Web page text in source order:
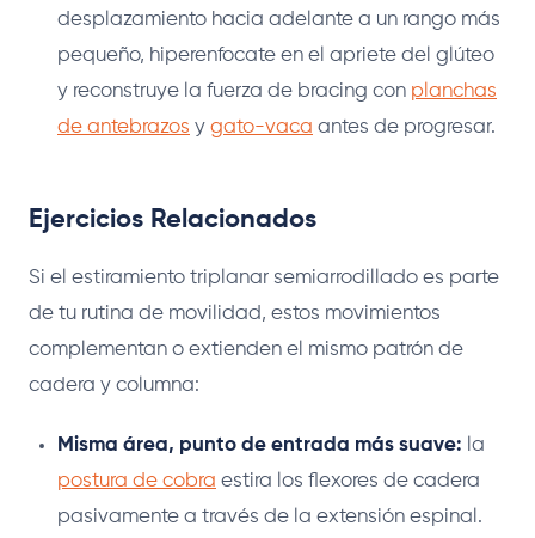
desplazamiento hacia adelante a un rango más
pequeño, hiperenfocate en el apriete del glúteo
y reconstruye la fuerza de bracing con planchas
de antebrazos y gato-vaca antes de progresar.
Ejercicios Relacionados
Si el estiramiento triplanar semiarrodillado es parte
de tu rutina de movilidad, estos movimientos
complementan o extienden el mismo patrón de
cadera y columna:
Misma área, punto de entrada más suave: la
postura de cobra estira los flexores de cadera
pasivamente a través de la extensión espinal.